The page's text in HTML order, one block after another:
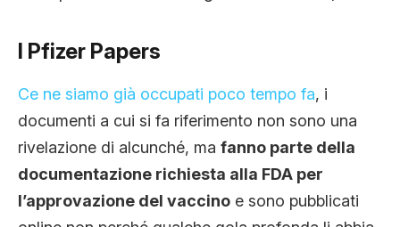
I Pfizer Papers
Ce ne siamo già occupati poco tempo fa, i
documenti a cui si fa riferimento non sono una
rivelazione di alcunché, ma fanno parte della
documentazione richiesta alla FDA per
l’approvazione del vaccino e sono pubblicati